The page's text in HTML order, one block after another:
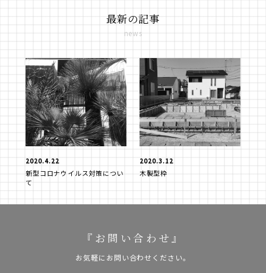
最新の記事
news
2020.4.22
新型コロナウイルス対策につい
て
2020.3.12
木製型枠
『お問い合わせ』
お気軽にお問い合わせください。